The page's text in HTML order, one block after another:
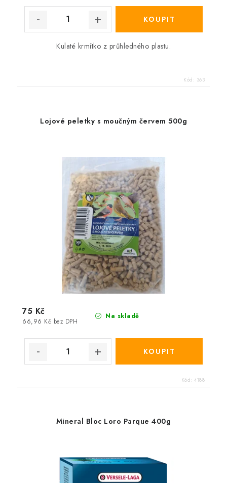
Kulaté krmítko z průhledného plastu.
Kód: 363
Lojové peletky s moučným červem 500g
Na skladě
66,96 Kč bez DPH
75 Kč
Kód: 4188
Mineral Bloc Loro Parque 400g